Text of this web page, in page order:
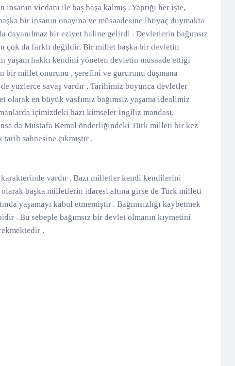
insanın vicdanı ile baş başa kalmış . Yaptığı her işte,
bir insanın onayına ve müsaadesine ihtiyaç duymakta
dayanılmaz bir eziyet haline gelirdi . Devletlerin bağımsız
çok da farklı değildir. Bir millet başka bir devletin
yaşam hakkı kendini yöneten devletin müsaade ettiği
bir millet onurunu , şerefini ve gururunu düşmana
yüzlerce savaş vardır . Tarihimiz boyunca devletler
olarak en büyük vasfımız bağımsız yaşama idealimiz
içimizdeki bazı kimseler İngiliz mandası,
da Mustafa Kemal önderliğindeki Türk milleti bir kez
sahnesine çıkmıştır .
vardır . Bazı milletler kendi kendilerini
başka milletlerin idaresi altına girse de Türk milleti
yaşamayı kabul etmemiştir . Bağımsızlığı kaybetmek
. Bu sebeple bağımsız bir devlet olmanın kıymetini
.